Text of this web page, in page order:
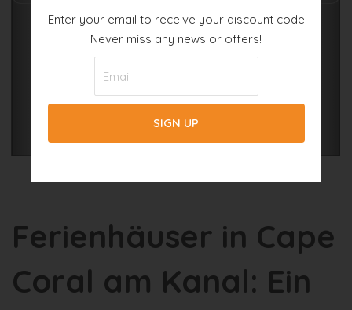
SHOW MORE
Ferienhäuser in Cape
Coral am Kanal: Ein
Enter your email to receive your discount code
Never miss any news or offers!